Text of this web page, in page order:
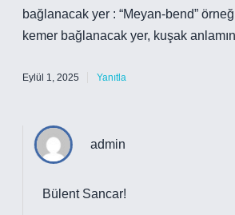
bağlanacak yer : “Meyan-bend”
kemer bağlanacak yer, kuşak
Eylül 1, 2025 Yanıtla
admin
Bülent Sancar!